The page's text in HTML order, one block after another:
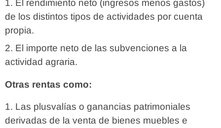
El rendimiento neto (ingresos menos gastos)
de los distintos tipos de actividades por cuenta
propia.
El importe neto de las subvenciones a la
actividad agraria.
Otras rentas como:
Las plusvalías o ganancias patrimoniales
derivadas de la venta de bienes muebles e